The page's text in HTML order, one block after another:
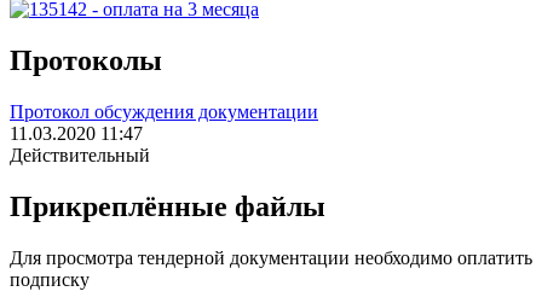
Протоколы
Протокол обсуждения документации
11.03.2020 11:47
Действительный
Прикреплённые файлы
Для просмотра тендерной документации необходимо оплатить
подписку